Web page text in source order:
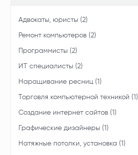
Адвокаты, юристы (2)
Ремонт компьютеров (2)
Программисты (2)
ИТ специалисты (2)
Наращивание ресниц (1)
Торговля компьютерной техникой (1)
Создание интернет сайтов (1)
Графические дизайнеры (1)
Натяжные потолки, установка (1)